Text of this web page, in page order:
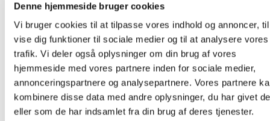
Denne hjemmeside bruger cookies
Vi bruger cookies til at tilpasse vores indhold og annoncer,
vise dig funktioner til sociale medier og til at analysere vores
trafik. Vi deler også oplysninger om din brug af vores
hjemmeside med vores partnere inden for sociale medier,
annonceringspartnere og analysepartnere. Vores partnere
kombinere disse data med andre oplysninger, du har givet
eller som de har indsamlet fra din brug af deres tjenester.
Sticks and Circle – Halskæde
700,00 kr. –850,00kr.Prisinterval:
700,00 kr.
til
850,00 kr.
Vælg muligheder
Dette
vare
har